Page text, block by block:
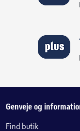
Genveje og
Find butik